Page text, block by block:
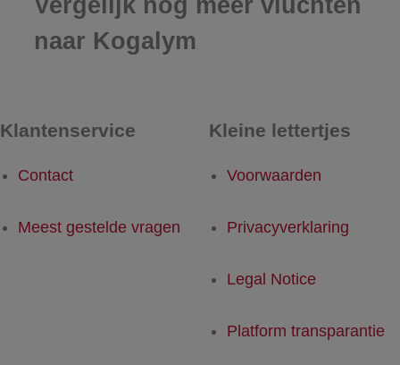
Vergelijk nog meer vluchten
naar Kogalym
Klantenservice
Contact
Meest gestelde vragen
Kleine lettertjes
Voorwaarden
Privacyverklaring
Legal Notice
Platform transparantie